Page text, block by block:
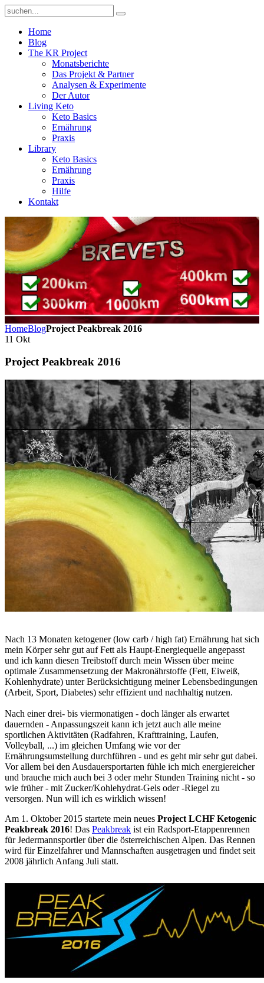
Home
Blog
The KR Project
Monatsberichte
Das Projekt & Partner
Analysen & Experimente
Der Autor
Living Keto
Keto Basics
Ernährung
Praxis
Library
Keto Basics
Ernährung
Praxis
Hilfe
Kontakt
HomeBlogProject Peakbreak 2016
11 Okt
Project Peakbreak 2016
Nach 13 Monaten ketogener (low carb / high fat) Ernährung hat sich
mein Körper sehr gut auf Fett als Haupt-Energiequelle angepasst
und ich kann diesen Treibstoff durch mein Wissen über meine
optimale Zusammensetzung der Makronährstoffe (Fett, Eiweiß,
Kohlenhydrate) unter Berücksichtigung meiner Lebensbedingungen
(Arbeit, Sport, Diabetes) sehr effizient und nachhaltig nutzen.
Nach einer drei- bis viermonatigen - doch länger als erwartet
dauernden - Anpassungszeit kann ich jetzt auch alle meine
sportlichen Aktivitäten (Radfahren, Krafttraining, Laufen,
Volleyball, ...) im gleichen Umfang wie vor der
Ernährungsumstellung durchführen - und es geht mir sehr gut dabei.
Vor allem bei den Ausdauersportarten fühle ich mich energiereicher
und brauche mich auch bei 3 oder mehr Stunden Training nicht - so
wie früher - mit Zucker/Kohlehydrat-Gels oder -Riegel zu
versorgen. Nun will ich es wirklich wissen!
Am 1. Oktober 2015 startete mein neues Project LCHF Ketogenic
Peakbreak 2016! Das Peakbreak ist ein Radsport-Etappenrennen
für Jedermannsportler über die österreichischen Alpen. Das Rennen
wird für Einzelfahrer und Mannschaften ausgetragen und findet seit
2008 jährlich Anfang Juli statt.